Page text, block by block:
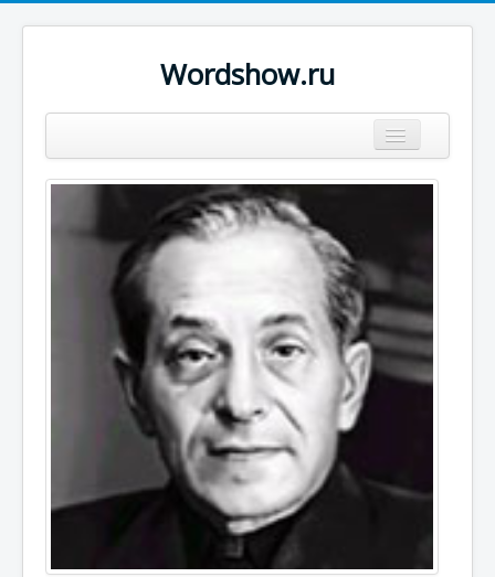
Wordshow.ru
Популярные цитаты
Авторы
Поиск